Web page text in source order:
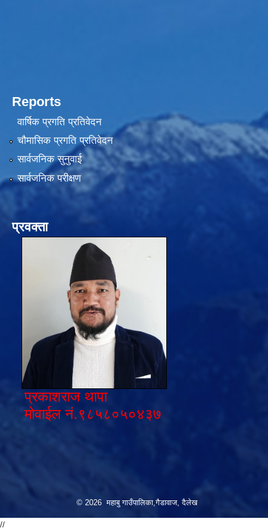
Reports
वार्षिक प्रगति प्रतिवेदन
चौमासिक प्रगति प्रतिवेदन
सार्वजनिक सुनुवाई
सार्वजनिक परीक्षण
प्रवक्ता
प्रकाशराज थापा
मोवाईल नं.९८५८०५०४३७
© 2026 महाबु गाउँपालिका,गैडावाज, दैलेख
//